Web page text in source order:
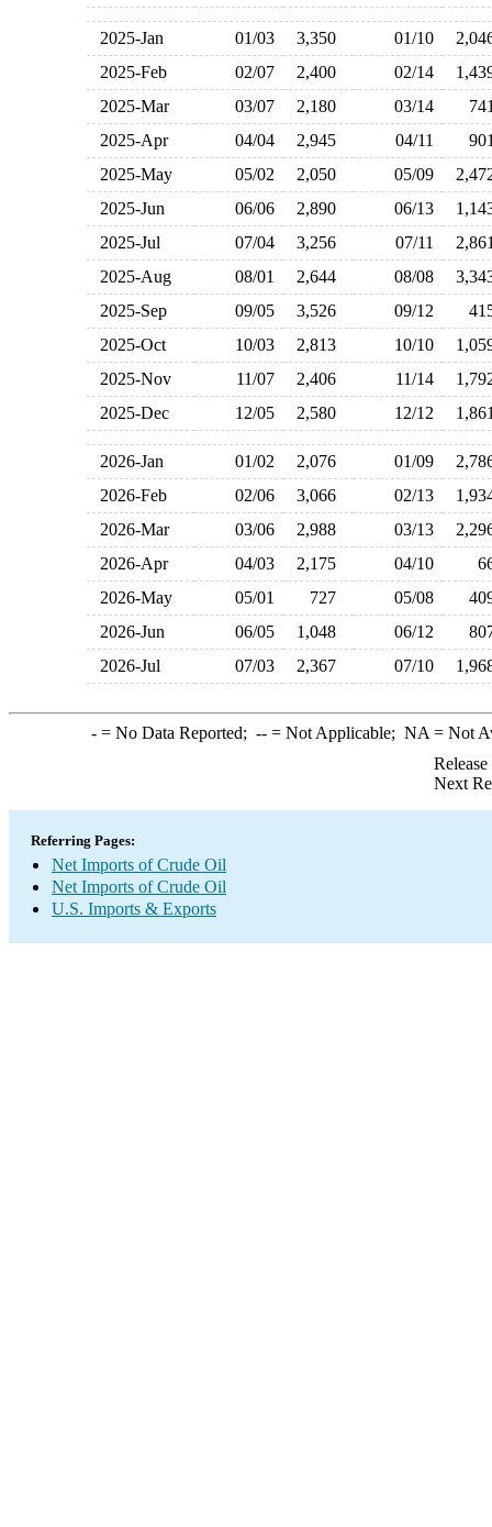
2025-Jan 01/03 3,350 01/10
2025-Feb
02/07 2,400 02/14
2025-Mar
03/07 2,180 03/14
2025-Apr
04/04 2,945 04/11
2025-May
05/02 2,050 05/09
2025-Jun
06/06 2,890 06/13
2025-Jul
07/04 3,256 07/11
2025-Aug
08/01 2,644 08/08
2025-Sep
09/05 3,526 09/12
2025-Oct
10/03 2,813 10/10
2025-Nov
11/07 2,406 11/14
2025-Dec
12/05 2,580 12/12
2026-Jan 01/02 2,076 01/09
2026-Feb
02/06 3,066 02/13
2026-Mar
03/06 2,988 03/13
2026-Apr
04/03 2,175 04/10
2026-May
05/01 727 05/08
2026-Jun
06/05 1,048 06/12
2026-Jul
07/03 2,367 07/10
-= No Data Reported; --= Not Applicable; NA = Not
Next
Referring Pages:
Net Imports of Crude Oil
Net Imports of Crude Oil
U.S. Imports & Exports